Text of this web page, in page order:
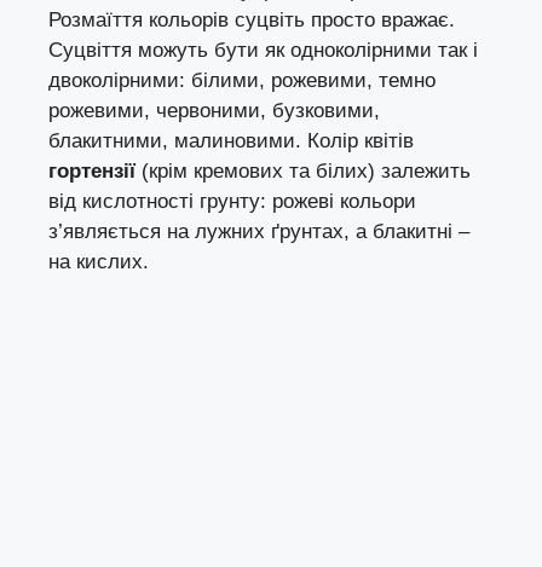
Розмаїття кольорів суцвіть просто вражає.
Суцвіття можуть бути як одноколірними так і
двоколірними: білими, рожевими, темно
рожевими, червоними, бузковими,
блакитними, малиновими. Колір квітів
гортензії (крім кремових та білих) залежить
від кислотності грунту: рожеві кольори
з’являється на лужних ґрунтах, а блакитні –
на кислих.